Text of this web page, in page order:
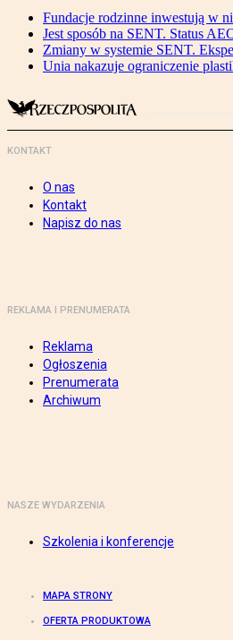
Fundacje rodzinne inwestują w
Jest sposób na SENT. Status
Zmiany w systemie SENT.
Unia nakazuje ograniczenie
KONTAKT
O nas
Kontakt
Napisz do nas
REKLAMA I PRENUMERATA
Reklama
Ogłoszenia
Prenumerata
Archiwum
NASZE WYDARZENIA
Szkolenia i konferencje
MAPA STRONY
OFERTA PRODUKTOWA